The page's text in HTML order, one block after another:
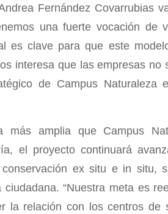
Fernández Covarrubias
una fuerte vocación de
es clave para que este
interesa que las empresas no
de Campus Naturaleza
amplia que Campus
el proyecto continuará
ex situ e in situ,
“Nuestra meta es
la relación con los centros de